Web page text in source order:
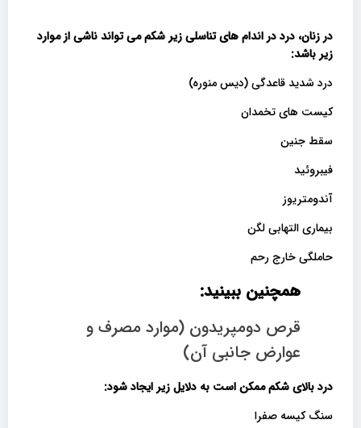
در زنان، درد در اندام های تناسلی زیر شکم می تواند ناشی از موارد
زیر باشد:
درد شدید قاعدگی (دیس منوره)
کیست های تخمدان
سقط جنین
فیبروئید
آندومتریوز
بیماری التهابی لگن
حاملگی خارج رحم
همچنین ببینید:
قرص دومپریدون (موارد مصرف و
عوارض جانبی آن)
درد بالای شکم ممکن است به دلایل زیر ایجاد شود:
سنگ کیسه صفرا